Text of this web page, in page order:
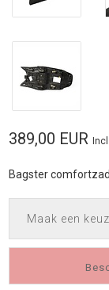
389,00 EUR
Bagster
Maak een